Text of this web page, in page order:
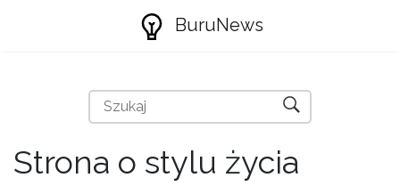
BuruNews
Strona o stylu życia